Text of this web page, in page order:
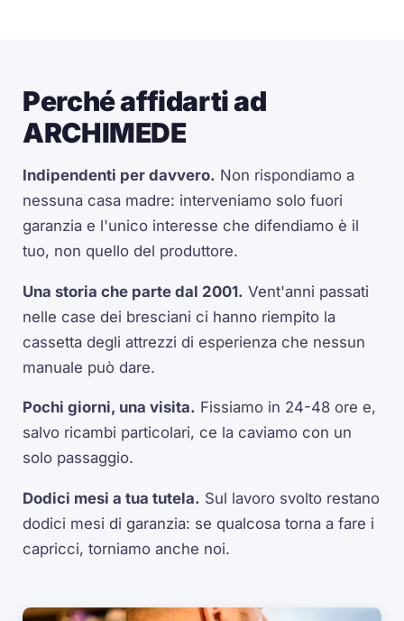
Perché affidarti ad
ARCHIMEDE
Indipendenti per davvero. Non rispondiamo a
nessuna casa madre: interveniamo solo fuori
garanzia e l'unico interesse che difendiamo è il
tuo, non quello del produttore.
Una storia che parte dal 2001. Vent'anni passati
nelle case dei bresciani ci hanno riempito la
cassetta degli attrezzi di esperienza che nessun
manuale può dare.
Pochi giorni, una visita. Fissiamo in 24-48 ore e,
salvo ricambi particolari, ce la caviamo con un
solo passaggio.
Dodici mesi a tua tutela. Sul lavoro svolto restano
dodici mesi di garanzia: se qualcosa torna a fare i
capricci, torniamo anche noi.